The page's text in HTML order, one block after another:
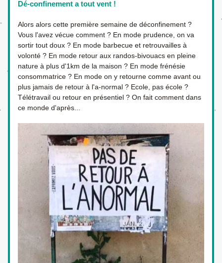
Dé-confinement a tout vent !
Alors alors cette première semaine de déconfinement ?
Vous l'avez vécue comment ? En mode prudence, on va
sortir tout doux ? En mode barbecue et retrouvailles à
volonté ? En mode retour aux randos-bivouacs en pleine
nature à plus d'1km de la maison ? En mode frénésie
consommatrice ? En mode on y retourne comme avant ou
plus jamais de retour à l'a-normal ? Ecole, pas école ?
Télétravail ou retour en présentiel ? On fait comment dans
ce monde d'après...